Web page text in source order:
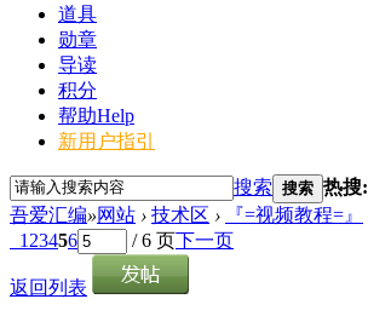
道具
勋章
导读
积分
帮助Help
新用户指引
搜索 搜索 热搜:
吾爱汇编»网站 › 技术区 › 『=视频教程=』
1 23456 / 6 页下一页
返回列表